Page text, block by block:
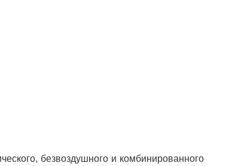
безвоздушного и комбинированного